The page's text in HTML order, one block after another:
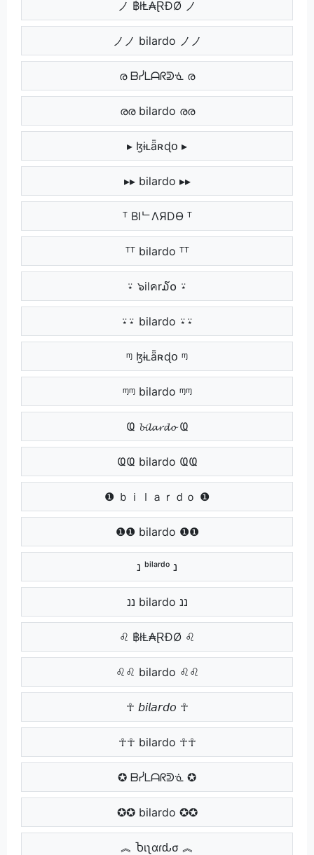
ノ ฿łⱠ₳ⱤĐØ ノ
ノノ bilardo ノノ
ര ᗷᓰᒪᗩᖇᕲᓍ ര
രര bilardo രര
▸ ɮɨʟǟʀɖօ ▸
▸▸ bilardo ▸▸
ᵀ BIᄂΛЯDӨ ᵀ
ᵀᵀ bilardo ᵀᵀ
⍣ ๖ilคr໓໐ ⍣
⍣⍣ bilardo ⍣⍣
ᶬ ɮɨʟǟʀɖօ ᶬ
ᶬᶬ bilardo ᶬᶬ
Ҩ 𝓫𝓲𝓵𝓪𝓻𝓭𝓸 Ҩ
ҨҨ bilardo ҨҨ
❶ ｂｉｌａｒｄｏ ❶
❶❶ bilardo ❶❶
נ ᵇⁱˡᵃʳᵈᵒ נ
ננ bilardo ננ
♌ ฿łⱠ₳ⱤĐØ ♌
♌♌ bilardo ♌♌
☥ 𝘣𝘪𝘭𝘢𝘳𝘥𝘰 ☥
☥☥ bilardo ☥☥
✪ ᗷᓰᒪᗩᖇᕲᓍ ✪
✪✪ bilardo ✪✪
︽ Ⴆιʅαɾԃσ ︽